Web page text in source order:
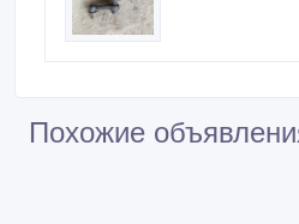
Похожие